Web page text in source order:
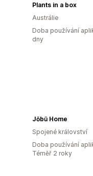
Plants in a box
Austrálie
Doba používání
dny
Jōbū Home
Spojené království
Doba používání
Téměř 2 roky